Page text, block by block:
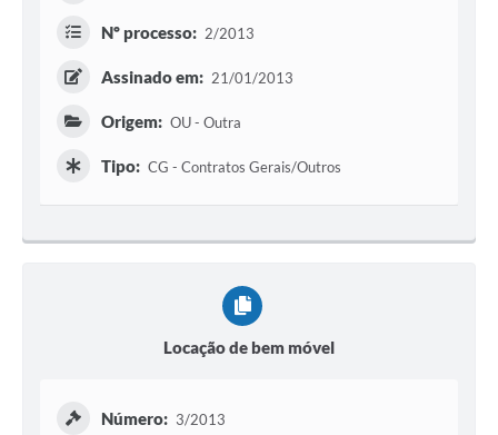
Nº processo: 2/2013
Assinado em: 21/01/2013
Origem: OU - Outra
Tipo: CG - Contratos Gerais/Outros
Locação de bem móvel
Número: 3/2013